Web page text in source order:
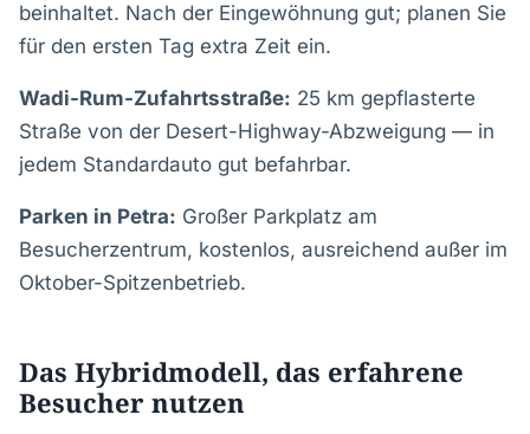
beinhaltet. Nach der Eingewöhnung gut; planen Sie
für den ersten Tag extra Zeit ein.
Wadi-Rum-Zufahrtsstraße: 25 km gepflasterte
Straße von der Desert-Highway-Abzweigung — in
jedem Standardauto gut befahrbar.
Parken in Petra: Großer Parkplatz am
Besucherzentrum, kostenlos, ausreichend außer im
Oktober-Spitzenbetrieb.
Das Hybridmodell, das erfahrene
Besucher nutzen